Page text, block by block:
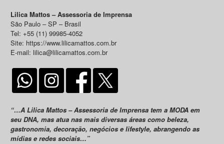
Lilica Mattos – Assessoria de Imprensa
São Paulo – SP – Brasil
Tel: +55 (11) 99985-4052
Site: https://www.lilicamattos.com.br
E-mail: lilica@lilicamattos.com.br
“…A Lilica Mattos – Assessoria de Imprensa tem a MODA em
seu DNA, mas atua nas mais diversas áreas como beleza,
gastronomia, decoração, negócios e lifestyle, abrangendo as
mídias e redes sociais…”